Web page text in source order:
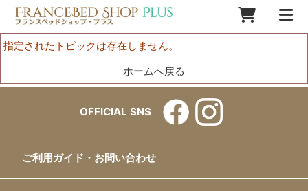
指定されたトピックは存在しません。
ホームへ戻る
OFFICIAL SNS
ご利用ガイド・お問い合わせ